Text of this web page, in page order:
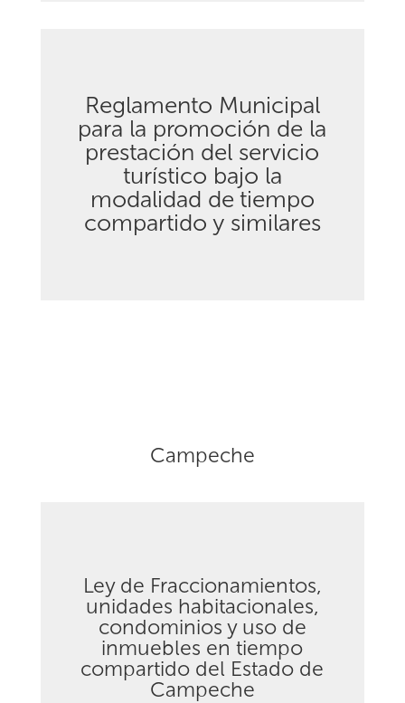
Reglamento Municipal
para la promoción de la
prestación del servicio
turístico bajo la
modalidad de tiempo
compartido y similares
Descargar
Campeche
Ley de Fraccionamientos,
unidades habitacionales,
condominios y uso de
inmuebles en tiempo
compartido del Estado de
Campeche
Descargar